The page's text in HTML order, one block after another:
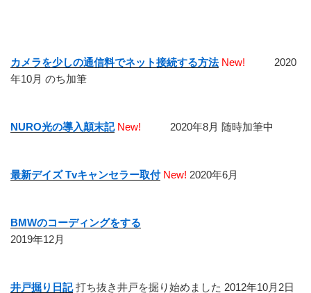
ン
カメラを少しの通信料でネット接続する方法 New! 2020
年10月 のち加筆
NURO光の導入顛末記 New! 2020年8月 随時加筆中
最新デイズ Tvキャンセラー取付New! 2020年6月
BMWのコーディングをする
2019年12月
井戸掘り日記 打ち抜き井戸を掘り始めました 2012年10月2日